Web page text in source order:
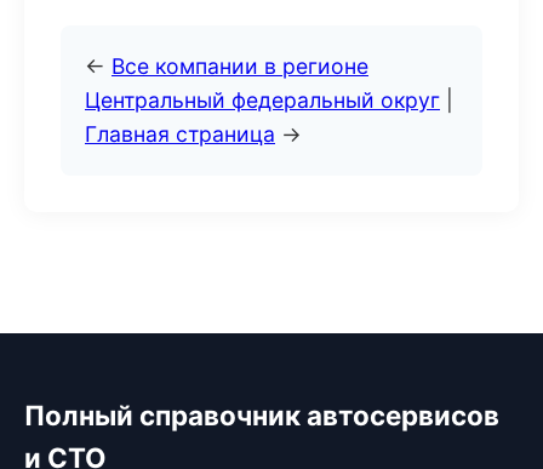
← Все компании в регионе
Центральный федеральный округ
Главная страница →
Полный справочник автосервисов
и СТО